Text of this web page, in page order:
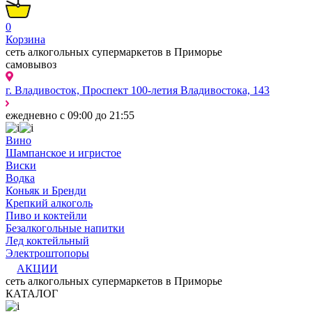
0
Корзина
сеть алкогольных супермаркетов в Приморье
самовывоз
г. Владивосток, Проспект 100-летия Владивостока, 143
ежедневно с 09:00 до 21:55
Вино
Шампанское и игристое
Виски
Водка
Коньяк и Бренди
Крепкий алкоголь
Пиво и коктейли
Безалкогольные напитки
Лед коктейльный
Электроштопоры
АКЦИИ
сеть алкогольных супермаркетов в Приморье
КАТАЛОГ